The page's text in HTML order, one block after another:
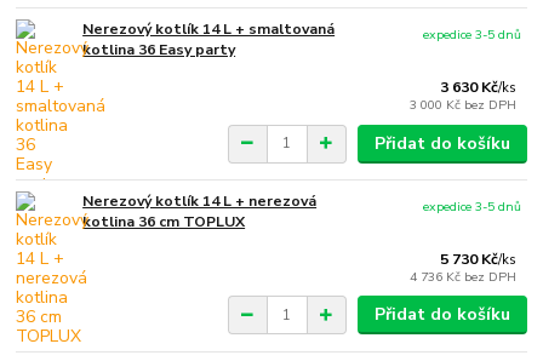
Nerezový kotlík 14 L + smaltovaná
kotlina 36 Easy party
3 630 Kč/ks
3 000 Kč bez DPH
expedice 3-5 dnů
Přidat do košíku
Nerezový kotlík 14 L + nerezová
kotlina 36 cm TOPLUX
5 730 Kč/ks
4 736 Kč bez DPH
expedice 3-5 dnů
Přidat do košíku